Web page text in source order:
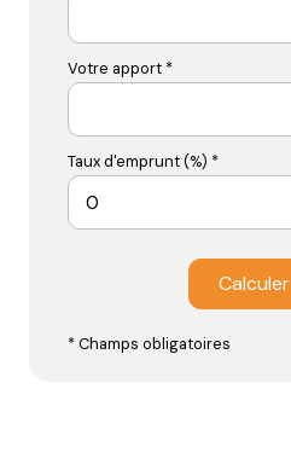
Votre apport *
Taux d'emprunt (%) *
Calculer
* Champs obligatoires